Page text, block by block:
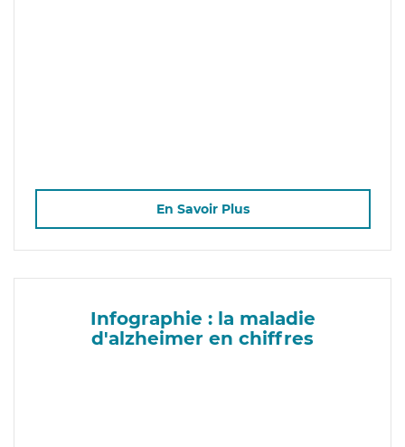
En Savoir Plus
Infographie : la maladie
d'alzheimer en chiffres